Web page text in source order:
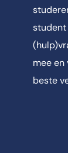
mee
beste